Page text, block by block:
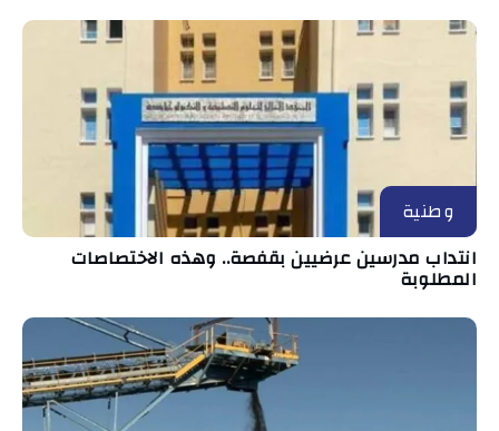
وطنية
انتداب مدرسين عرضيين بقفصة.. وهذه الاختصاصات
المطلوبة